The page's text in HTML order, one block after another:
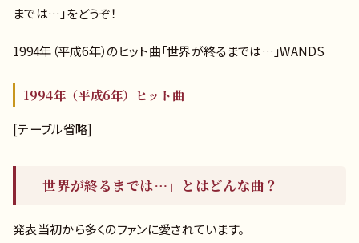
までは…」をどうぞ！
1994年（平成6年）のヒット曲「世界が終るまでは…」WANDS
1994年（平成6年）ヒット曲
[テーブル省略]
「世界が終るまでは…」とはどんな曲？
発表当初から多くのファンに愛されています。